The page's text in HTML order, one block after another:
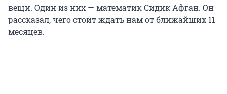
вещи. Один из них — математик Сидик Афган. Он
рассказал, чего стоит ждать нам от ближайших 11
месяцев.